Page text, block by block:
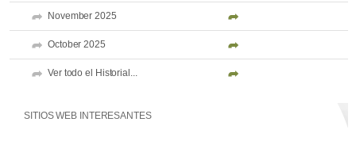
November 2025
October 2025
Ver todo el Historial...
SITIOS WEB INTERESANTES